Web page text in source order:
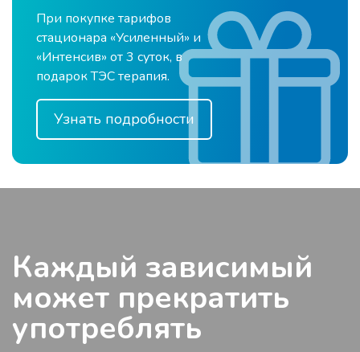
При покупке тарифов
стационара «Усиленный» и
«Интенсив» от 3
, в
подарок ТЭС терапия.
Узнать подробности
Каждый зависимый
может прекратить
употреблять